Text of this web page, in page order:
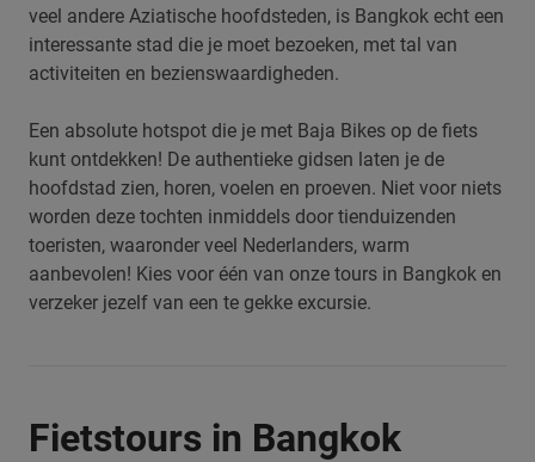
veel andere Aziatische hoofdsteden, is Bangkok echt een
interessante stad die je moet bezoeken, met tal van
activiteiten en bezienswaardigheden.
Een absolute hotspot die je met Baja Bikes op de fiets
kunt ontdekken! De authentieke gidsen laten je de
hoofdstad zien, horen, voelen en proeven. Niet voor niets
worden deze tochten inmiddels door tienduizenden
toeristen, waaronder veel Nederlanders, warm
aanbevolen! Kies voor één van onze tours in Bangkok en
verzeker jezelf van een te gekke excursie.
Fietstours in Bangkok